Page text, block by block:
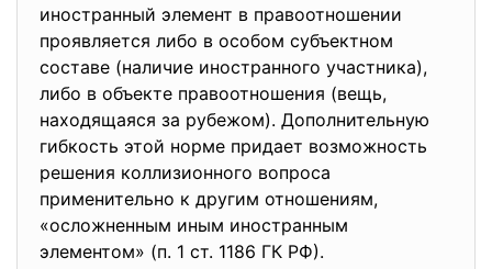
иностранный элемент в правоотношении
проявляется либо в особом субъектном
составе (наличие иностранного участника),
либо в объекте правоотношения (вещь,
находящаяся за рубежом). Дополнительную
гибкость этой норме придает возможность
решения коллизионного вопроса
применительно к другим отношениям,
«осложненным иным иностранным
элементом» (п. 1 ст. 1186 ГК РФ).